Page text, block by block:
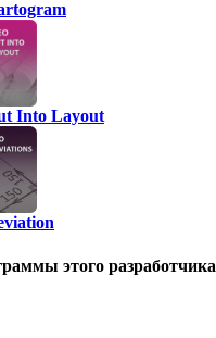
Into Layout
этого разработчика